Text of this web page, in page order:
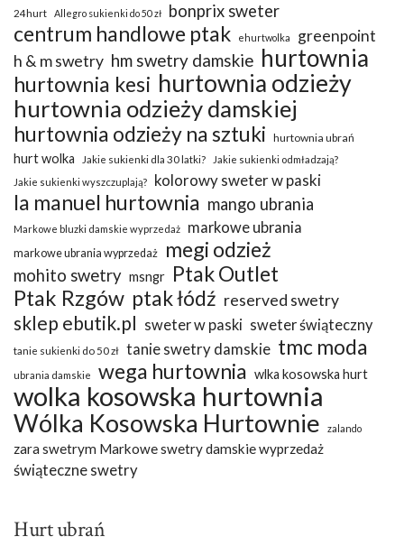
24hurt Allegro sukienki do 50 zł bonprix sweter
centrum handlowe ptak ehurtwolka
greenpoint
h & m swetry hm swetry damskie hurtownia
hurtownia kesi hurtownia odzieży
hurtownia odzieży damskiej
hurtownia odzieży na sztuki hurtownia ubrań
hurt wolka Jakie sukienki dla 30 latki?
Jakie sukienki odmładzają?
Jakie sukienki wyszczuplają?
kolorowy sweter w paski
la manuel hurtownia mango ubrania
Markowe bluzki damskie wyprzedaż markowe ubrania
markowe ubrania wyprzedaż megi odzież
mohito swetry msngr Ptak Outlet
Ptak Rzgów ptak łódź reserved swetry
sklep ebutik.pl sweter w paski sweter świąteczny
tanie sukienki do 50 zł tanie swetry damskie tmc moda
ubrania damskie wega hurtownia wlka kosowska hurt
wolka kosowska hurtownia
Wólka Kosowska Hurtownie zalando
zara swetrym Markowe swetry damskie wyprzedaż
świąteczne swetry
Hurt ubrań